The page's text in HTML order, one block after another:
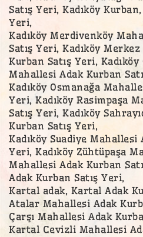
Satış Yeri, Kadıköy
Yeri,
Kadıköy Merdivenköy
Satış Yeri, Kadıköy
Kurban Satış Yeri, Kadıköy
Mahallesi Adak Kurban
Kadıköy Osmanağa
Yeri, Kadıköy Rasimpaşa
Satış Yeri, Kadıköy
Kurban Satış Yeri,
Kadıköy Suadiye Mahallesi
Yeri, Kadıköy Zühtüpaşa
Mahallesi Adak Kurban
Adak Kurban Satış Yeri,
Kartal adak, Kartal Adak
Atalar Mahallesi Adak
Çarşı Mahallesi Adak
Kartal Cevizli Mahallesi